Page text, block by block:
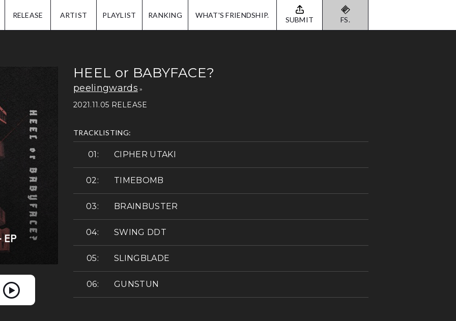
RELEASE ARTIST PLAYLIST RANKING WHAT'S FRIENDSHIP. SUBMIT FS.
HEEL or BABYFACE?
peelingwards
2021.11.05 RELEASE
TRACKLISTING:
CIPHER UTAKI
TIMEBOMB
BRAINBUSTER
SWING DDT
SLINGBLADE
GUNSTUN